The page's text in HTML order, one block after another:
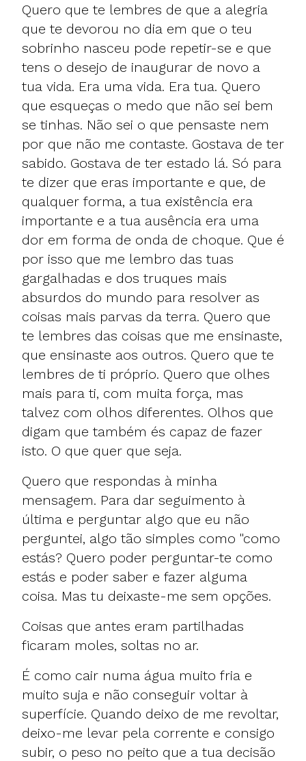
Quero que te lembres de que a alegria
que te devorou no dia em que o teu
sobrinho nasceu pode repetir-se e que
tens o desejo de inaugurar de novo a
tua vida. Era uma vida. Era tua. Quero
que esqueças o medo que não sei bem
se tinhas. Não sei o que pensaste nem
por que não me contaste. Gostava de ter
sabido. Gostava de ter estado lá. Só para
te dizer que eras importante e que, de
qualquer forma, a tua existência era
importante e a tua ausência era uma
dor em forma de onda de choque. Que é
por isso que me lembro das tuas
gargalhadas e dos truques mais
absurdos do mundo para resolver as
coisas mais parvas da terra. Quero que
te lembres das coisas que me ensinaste,
que ensinaste aos outros. Quero que te
lembres de ti próprio. Quero que olhes
mais para ti, com muita força, mas
talvez com olhos diferentes. Olhos que
digam que também és capaz de fazer
isto. O que quer que seja.
Quero que respondas à minha
mensagem. Para dar seguimento à
última e perguntar algo que eu não
perguntei, algo tão simples como "como
estás? Quero poder perguntar-te como
estás e poder saber e fazer alguma
coisa. Mas tu deixaste-me sem opções.
Coisas que antes eram partilhadas
ficaram moles, soltas no ar.
É como cair numa água muito fria e
muito suja e não conseguir voltar à
superfície. Quando deixo de me revoltar,
deixo-me levar pela corrente e consigo
subir, o peso no peito que a tua decisão